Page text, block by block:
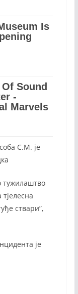
С.М. је
тужилаштво
ствари”,
је